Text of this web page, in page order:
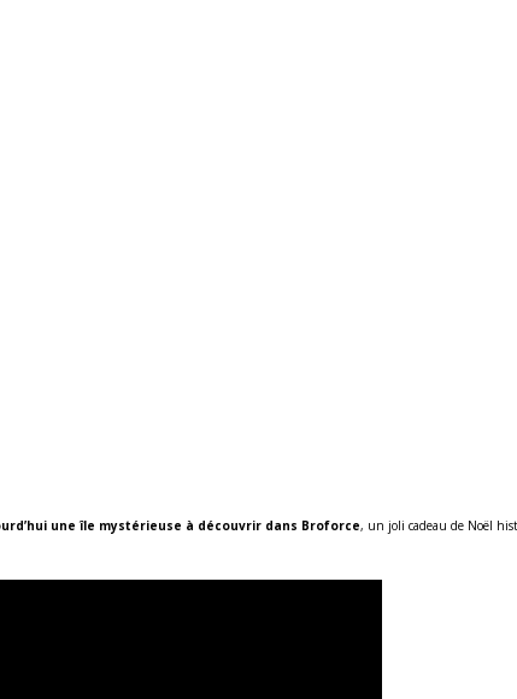
une île mystérieuse à découvrir dans Broforce, un joli cadeau de Noël